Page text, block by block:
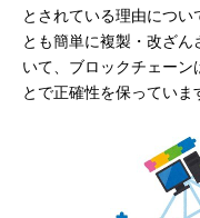
とされている理由につ
とも簡単に複製・改ざ
いて、ブロックチェーン
とで正確性を保っていま